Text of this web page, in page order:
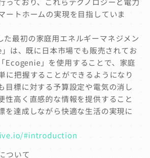
ートホームの実現を目指していま
最初の家庭用エネルギーマネジメン
は、既に日本市場でも販売されてお
Ecogenie」を使用することで、家庭
に把握することができるようになり
目標に対する予算設定や電気の消し
性高く直感的な情報を提供すること
を達成しながら快適な生活の実現に
#introduction
ついて